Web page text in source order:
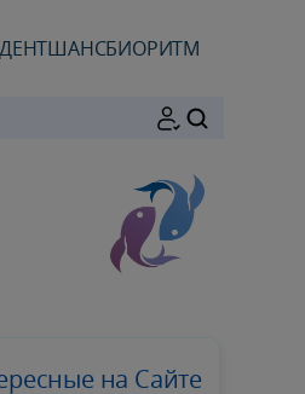
ШАНСБИОРИТМ
на Сайте